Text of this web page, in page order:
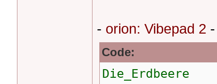
- orion: Vibepad 2
Code:
Die_Erdbeere